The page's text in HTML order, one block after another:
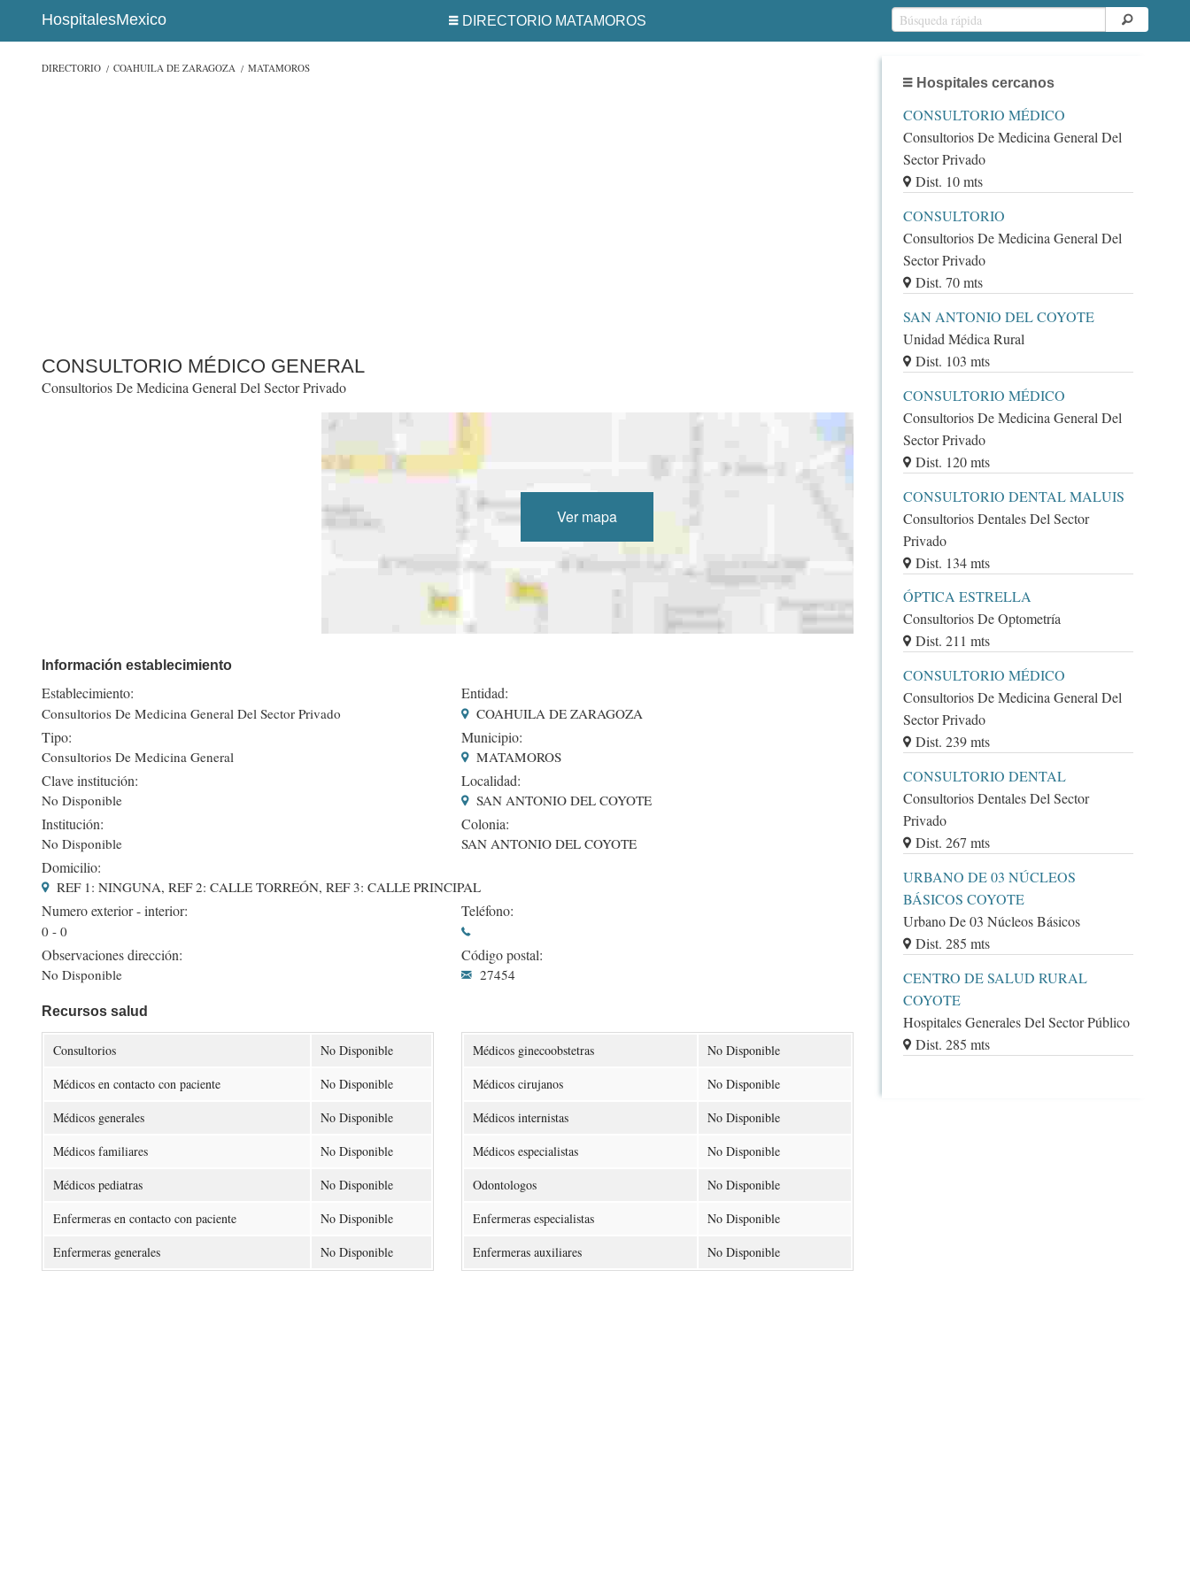
HospitalesMexico DIRECTORIO MATAMOROS
DIRECTORIO COAHUILA DE ZARAGOZA MATAMOROS
CONSULTORIO MÉDICO GENERAL
Consultorios De Medicina General Del Sector Privado
Ver mapa
Información establecimiento
Establecimiento:
Consultorios De Medicina General Del Sector Privado
Tipo:
Consultorios De Medicina General
Clave institución:
No Disponible
Institución:
No Disponible
Entidad:
COAHUILA DE ZARAGOZA
Municipio:
MATAMOROS
Localidad:
SAN ANTONIO DEL COYOTE
Colonia:
SAN ANTONIO DEL COYOTE
Domicilio:
REF 1: NINGUNA, REF 2: CALLE TORREÓN, REF 3: CALLE PRINCIPAL
Numero exterior - interior:
0 - 0
Observaciones dirección:
No Disponible
Teléfono:
Código postal:
27454
Recursos salud
Consultorios
No Disponible
Médicos en contacto con paciente
No Disponible
Médicos generales
No Disponible
Médicos familiares
No Disponible
Médicos pediatras
No Disponible
Enfermeras en contacto con paciente
No Disponible
Enfermeras generales
No Disponible
Médicos ginecoobstetras
No Disponible
Médicos cirujanos
No Disponible
Médicos internistas
No Disponible
Médicos especialistas
No Disponible
Odontologos
No Disponible
Enfermeras especialistas
No Disponible
Enfermeras auxiliares
No Disponible
Hospitales cercanos
CONSULTORIO MÉDICO
Consultorios De Medicina General Del
Sector Privado
Dist. 10 mts
CONSULTORIO
Consultorios De Medicina General Del
Sector Privado
Dist. 70 mts
SAN ANTONIO DEL COYOTE
Unidad Médica Rural
Dist. 103 mts
CONSULTORIO MÉDICO
Consultorios De Medicina General Del
Sector Privado
Dist. 120 mts
CONSULTORIO DENTAL MALUIS
Consultorios Dentales Del Sector
Privado
Dist. 134 mts
ÓPTICA ESTRELLA
Consultorios De Optometría
Dist. 211 mts
CONSULTORIO MÉDICO
Consultorios De Medicina General Del
Sector Privado
Dist. 239 mts
CONSULTORIO DENTAL
Consultorios Dentales Del Sector
Privado
Dist. 267 mts
URBANO DE 03 NÚCLEOS
BÁSICOS COYOTE
Urbano De 03 Núcleos Básicos
Dist. 285 mts
CENTRO DE SALUD RURAL
COYOTE
Hospitales Generales Del Sector Público
Dist. 285 mts